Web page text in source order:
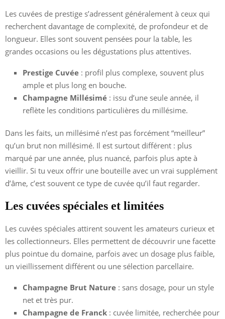
Les cuvées de prestige s’adressent généralement à ceux qui
recherchent davantage de complexité, de profondeur et de
longueur. Elles sont souvent pensées pour la table, les
grandes occasions ou les dégustations plus attentives.
Prestige Cuvée : profil plus complexe, souvent plus
ample et plus long en bouche.
Champagne Millésimé : issu d’une seule année, il
reflète les conditions particulières du millésime.
Dans les faits, un millésimé n’est pas forcément “meilleur”
qu’un brut non millésimé. Il est surtout différent : plus
marqué par une année, plus nuancé, parfois plus apte à
vieillir. Si tu veux offrir une bouteille avec un vrai supplément
d’âme, c’est souvent ce type de cuvée qu’il faut regarder.
Les cuvées spéciales et limitées
Les cuvées spéciales attirent souvent les amateurs curieux et
les collectionneurs. Elles permettent de découvrir une facette
plus pointue du domaine, parfois avec un dosage plus faible,
un vieillissement différent ou une sélection parcellaire.
Champagne Brut Nature : sans dosage, pour un style
net et très pur.
Champagne de Franck : cuvée limitée, recherchée pour